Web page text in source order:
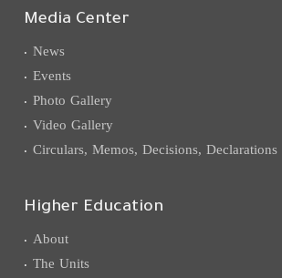
Media Center
News
Events
Photo Gallery
Video Gallery
Circulars, Memos, Decisions, Declarations
Higher Education
About
The Units